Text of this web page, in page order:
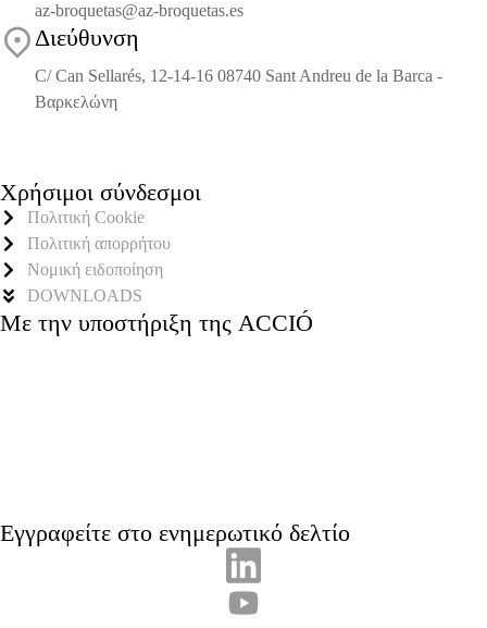
az-broquetas@az-broquetas.es
Διεύθυνση
C/ Can Sellarés, 12-14-16 08740 Sant Andreu de la Barca -
Βαρκελώνη
Χρήσιμοι σύνδεσμοι
Πολιτική Cookie
Πολιτική απορρήτου
Νομική ειδοποίηση
DOWNLOADS
Με την υποστήριξη της ACCIÓ
Εγγραφείτε στο ενημερωτικό δελτίο